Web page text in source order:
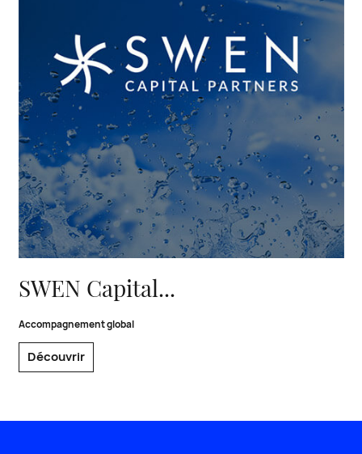
SWEN Capital Partners, accompagnement global
SWEN Capital...
Accompagnement global
Découvrir